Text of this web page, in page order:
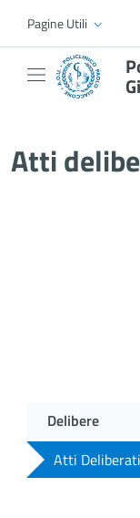
Skip to Main Content
Pagine Utili
Atti
Delibere
Atti